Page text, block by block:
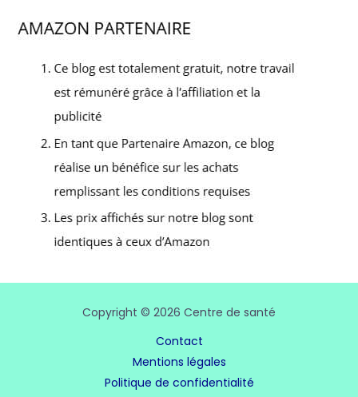
Copyright © 2026 Centre de santé
Contact
Mentions légales
Politique de confidentialité